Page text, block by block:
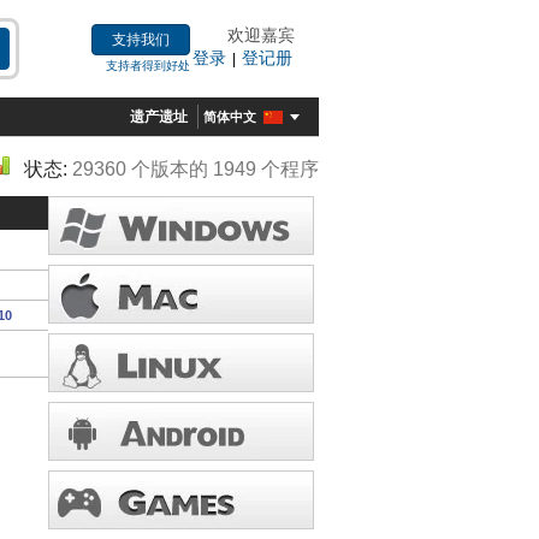
支持我们
支持者得到好处
欢迎嘉宾
登录 | 登记册
遗产遗址 简体中文
状态: 29360 个版本的 1949 个程序